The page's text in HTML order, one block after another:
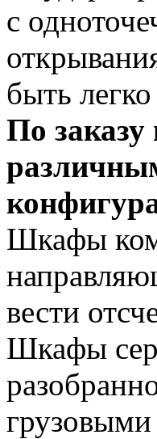
с
быть
По
Шкафы
вести
Шкафы